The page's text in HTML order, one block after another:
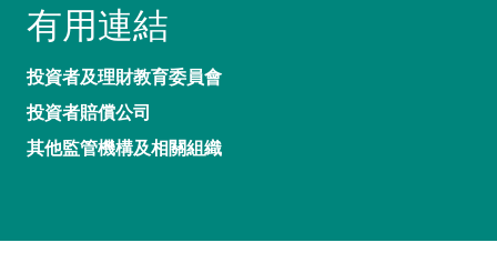
有用連結
投資者及理財教育委員會
投資者賠償公司
其他監管機構及相關組織